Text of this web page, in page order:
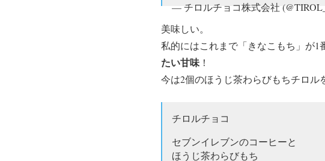
— チロルチョコ株式会社
美味しい。
私的にはこれまで「きなこもち」が
たい甘味！
今は2個のほうじ茶わらびもちチロ
チロルチョコ
セブンイレブンのコーヒーと
ほうじ茶わらびもち